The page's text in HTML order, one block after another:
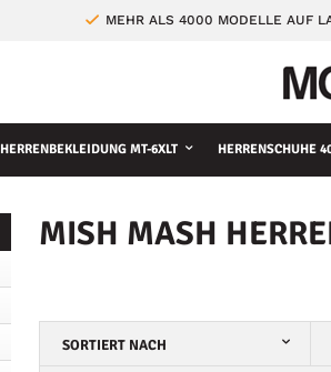
MEHR ALS 4000 MODELLE AUF
HERRENBEKLEIDUNG MT-6XLT HERRENSCHUHE
MISH MASH
SORTIERT NACH